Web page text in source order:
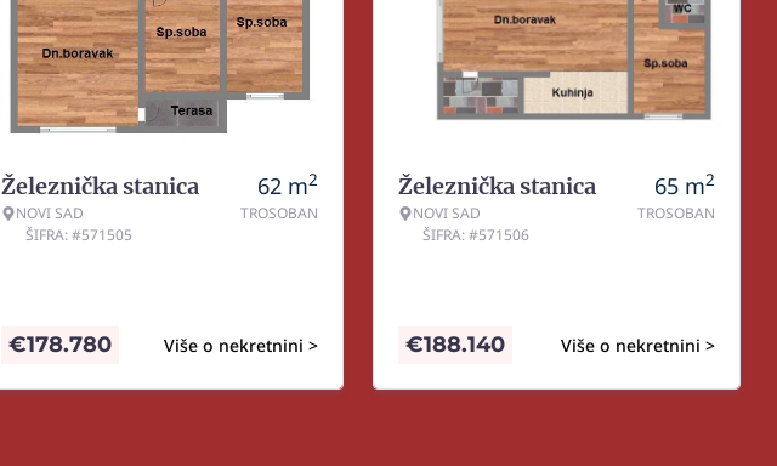
Železnička stanica
NOVI SAD
ŠIFRA: #571505
62 m2
TROSOBAN
Više o nekretnini >
€178.780
Železnička stanica
NOVI SAD
ŠIFRA: #571506
65 m2
TROSOBAN
Više o nekretnini >
€188.140